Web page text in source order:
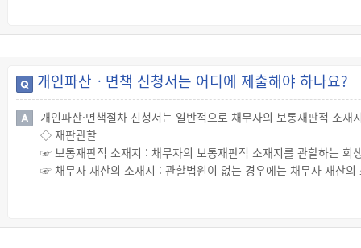
☞ 동시폐지결정이 내려지면 파산절차는 끝나게 되고, 다음으로 면
개인파산ㆍ면책 신청서는 어디에 제출해야 하나요?
개인파산·면책절차 신청서는 일반적으로 채무자의 보통재판적 소
◇ 재판관할
☞ 보통재판적 소재지 : 채무자의 보통재판적 소재지를 관할하는 회
☞ 채무자 재산의 소재지 : 관할법원이 없는 경우에는 채무자 재산의
사건이 진행되고 있는 회생법원